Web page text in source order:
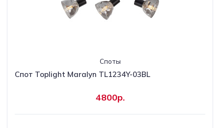
Споты
Спот Toplight Maralyn TL1234Y-03BL
4800р.